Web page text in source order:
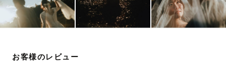
・バースデーブース用グッズ
・ウエディング　ベール（ロング / ショート）
-----------【ウエディング】-----------
お客様のレビュー